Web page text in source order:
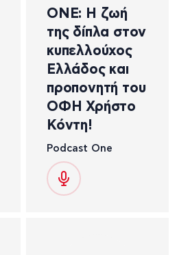
ONE: Η ζωή
της δίπλα στον
κυπελλούχος
Ελλάδος και
προπονητή του
ΟΦΗ Χρήστο
Κόντη!
Podcast One